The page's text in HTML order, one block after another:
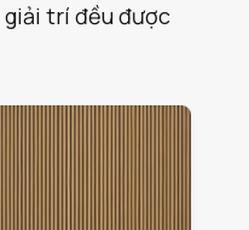
trí đều được